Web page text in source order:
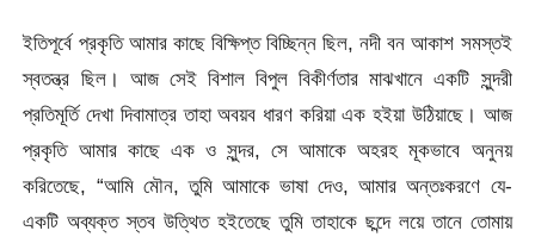
ইতিপূর্বে প্রকৃতি আমার কাছে বিক্ষিপ্ত বিচ্ছিন্ন ছিল, নদী বন আকাশ সমস্তই
স্বতন্ত্র ছিল। আজ সেই বিশাল বিপুল বিকীর্ণতার মাঝখানে একটি সুন্দরী
প্রতিমূর্তি দেখা দিবামাত্র তাহা অবয়ব ধারণ করিয়া এক হইয়া উঠিয়াছে। আজ
প্রকৃতি আমার কাছে এক ও সুন্দর, সে আমাকে অহরহ মূকভাবে অনুনয়
করিতেছে, “আমি মৌন, তুমি আমাকে ভাষা দেও, আমার অন্তঃকরণে যে-
একটি অব্যক্ত স্তব উত্থিত হইতেছে তুমি তাহাকে ছন্দে লয়ে তানে তােমায়